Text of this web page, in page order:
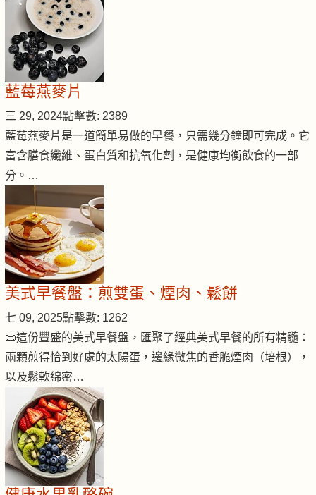
藍莓燕麥片
三 29, 2024點擊數: 2389
藍莓燕麥片是一道簡單易做的早餐，只需幾分鐘即可完成。它
富含膳食纖維、蛋白質和抗氧化劑，是健康均衡飲食的一部
分。…
美式早餐盤：煎雙蛋、煙肉、鬆餅
七 09, 2025點擊數: 1262
📜這份豐盛的美式早餐盤，匯聚了經典美式早餐的所有精髓：
兩顆煎得恰到好處的太陽蛋，邊緣微焦的香脆煙肉（培根），
以及鬆軟綿密…